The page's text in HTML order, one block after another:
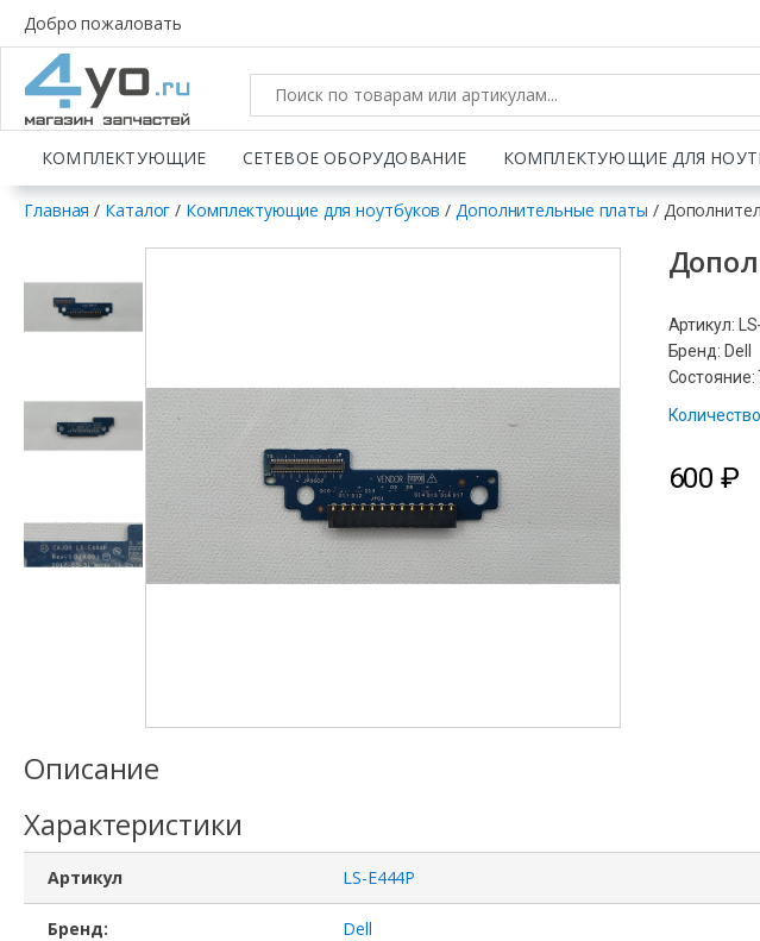
Добро пожаловать
КОМПЛЕКТУЮЩИЕ СЕТЕВОЕ ОБОРУДОВАНИЕ КОМПЛЕКТУЮЩИЕ ДЛЯ
Главная / Каталог / Комплектующие для ноутбуков /Дополнительные платы /
Артикул:
Бренд: Dell
600₽
Описание
Характеристики
Артикул LS-E444P
Бренд: Dell